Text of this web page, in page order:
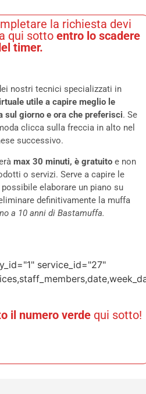
la richiesta devi
qui sotto entro lo scadere
timer.
nostri tecnici specializzati in
utile a capire meglio le
sul giorno e ora che preferisci. Se
clicca sulla freccia in alto nel
successivo.
max 30 minuti, è gratuito e non
o servizi. Serve a capire le
elaborare un piano su
definitivamente la muffa
a 10 anni di Bastamuffa.
service_id="27"
il numero verdequi sotto!